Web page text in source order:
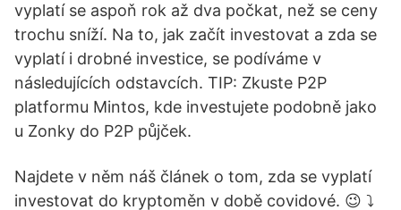
vyplatí se aspoň rok až dva počkat, než se ceny
trochu sníží. Na to, jak začít investovat a zda se
vyplatí i drobné investice, se podíváme v
následujících odstavcích. TIP: Zkuste P2P
platformu Mintos, kde investujete podobně jako
u Zonky do P2P půjček.
Najdete v něm náš článek o tom, zda se vyplatí
investovat do kryptoměn v době covidové. 😉 ⤵